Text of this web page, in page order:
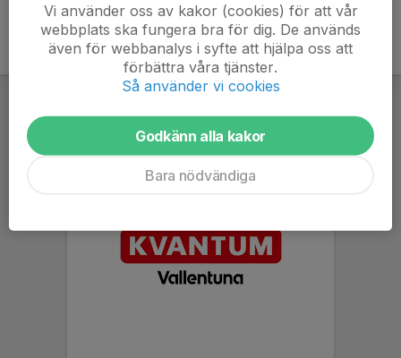
Vi använder oss av kakor (cookies) för att vår
webbplats ska fungera bra för dig. De används
även för webbanalys i syfte att hjälpa oss att
förbättra våra tjänster.
Så använder vi cookies
Godkänn alla kakor
Bara nödvändiga